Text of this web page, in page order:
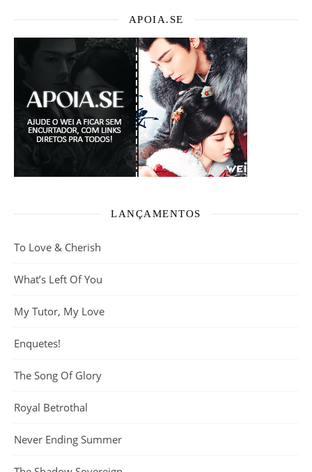
APOIA.SE
LANÇAMENTOS
To Love & Cherish
What’s Left Of You
My Tutor, My Love
Enquetes!
The Song Of Glory
Royal Betrothal
Never Ending Summer